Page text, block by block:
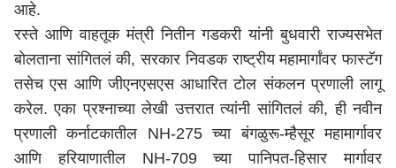
आहे.
रस्ते आणि वाहतूक मंत्री नितीन गडकरी यांनी बुधवारी राज्यसभेत
बोलताना सांगितलं की, सरकार निवडक राष्ट्रीय महामार्गांवर फास्टॅग
तसेच एस आणि जीएनएसएस आधारित टोल संकलन प्रणाली लागू
करेल. एका प्रश्नाच्या लेखी उत्तरात त्यांनी सांगितलं की, ही नवीन
प्रणाली कर्नाटकातील NH-275 च्या बंगळुरू-म्हैसूर महामार्गावर
आणि हरियाणातील NH-709 च्या पानिपत-हिसार मार्गावर